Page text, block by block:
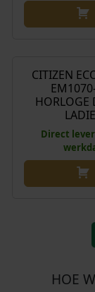
CITIZEN
HORLOGE
Direct
HOE